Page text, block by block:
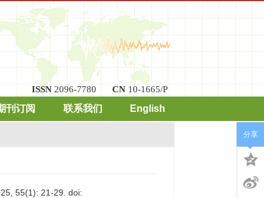
ISSN 2096-7780 CN 10-1665/P
刊订阅 联系我们 English
55(1): 21-29. doi:
分享